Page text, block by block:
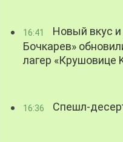
16:41
Новый вкус
Бочкарев»
лагер «Крушовице
16:36 Спешл-